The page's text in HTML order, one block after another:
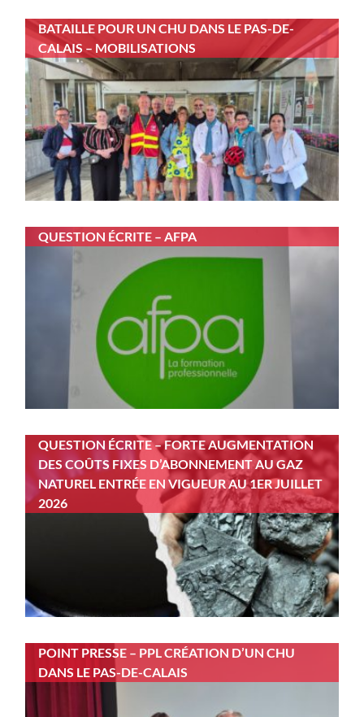
BATAILLE POUR UN CHU DANS LE PAS-DE-
CALAIS – MOBILISATIONS
QUESTION ÉCRITE – AFPA
QUESTION ÉCRITE – FORTE AUGMENTATION
DES COÛTS FIXES D’ABONNEMENT AU GAZ
NATUREL ENTRÉE EN VIGUEUR AU 1ER JUILLET
2026
POINT PRESSE – PPL CRÉATION D’UN CHU
DANS LE PAS-DE-CALAIS